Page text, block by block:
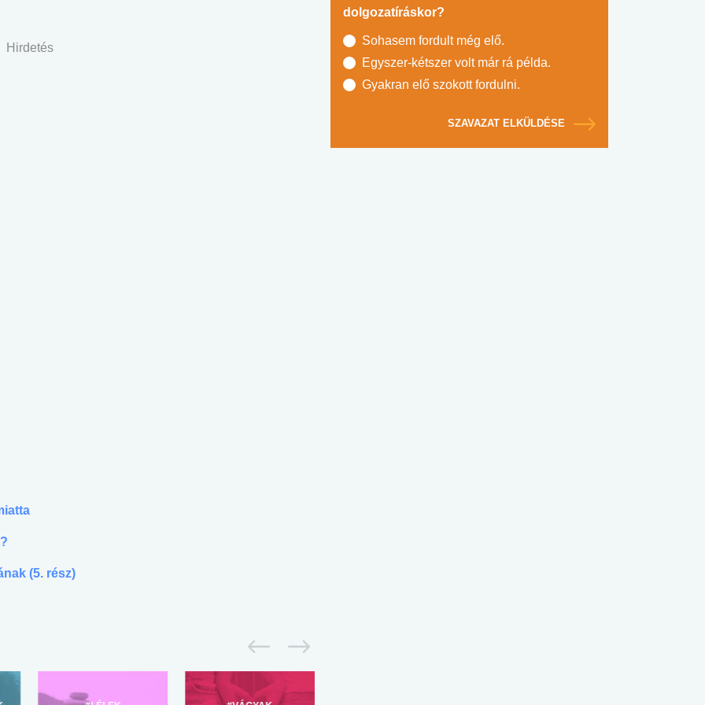
Hirdetés
(5. rész)
dolgozatíráskor?
Sohasem fordult még elő.
Egyszer-kétszer volt már rá példa.
Gyakran elő szokott fordulni.
SZAVAZAT ELKÜLDÉSE